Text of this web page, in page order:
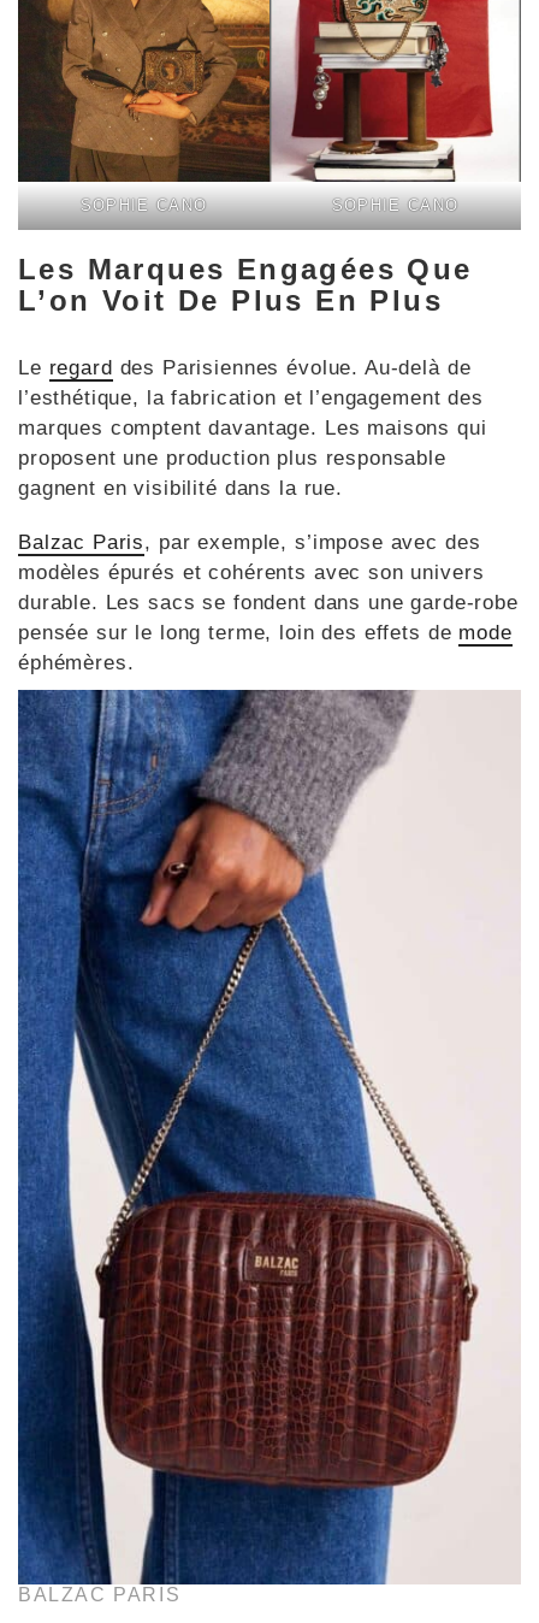
SOPHIE CANO SOPHIE CANO
Les Marques Engagées Que
L’on Voit De Plus En Plus
Le regard des Parisiennes évolue. Au-delà de
l’esthétique, la fabrication et l’engagement des
marques comptent davantage. Les maisons qui
proposent une production plus responsable
gagnent en visibilité dans la rue.
Balzac Paris, par exemple, s’impose avec des
modèles épurés et cohérents avec son univers
durable. Les sacs se fondent dans une garde-robe
pensée sur le long terme, loin des effets de mode
éphémères.
BALZAC PARIS